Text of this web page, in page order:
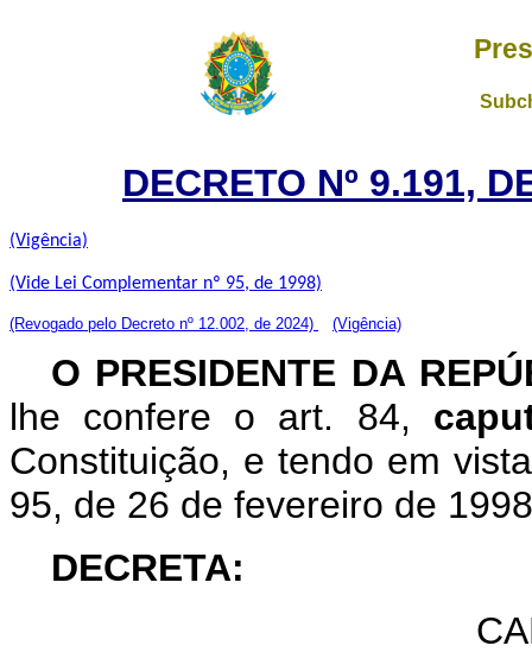
DECRETO Nº 9.191,
(Vigência)
(Vide Lei Complementar nº 95, de 1998)
(Revogado pelo Decreto nº 12.002, de 2024) (Vigência)
O PRESIDENTE DA
lhe confere o art. 84,
Constituição, e tendo em
95, de 26 de fevereiro de
DECRETA: